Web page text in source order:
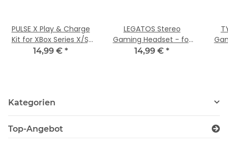
PULSE X Play & Charge
Kit for XBox Series X/S,
black
14,99 € *
LEGATOS Stereo
Gaming Headset - for
PC/PS5/PS4/Xbox
14,99 € *
Kategorien
Top-Angebot